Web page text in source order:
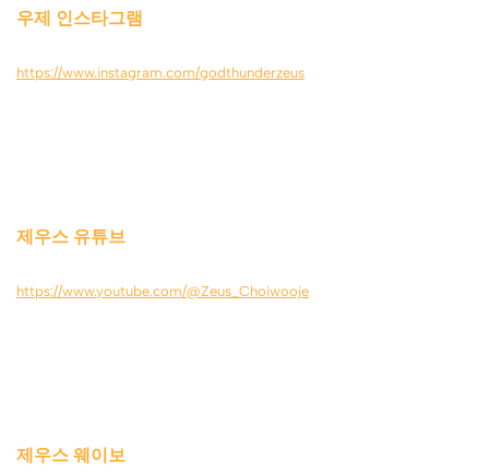
우제 인스타그램
https://www.instagram.com/godthunderzeus
제우스 유튜브
https://www.youtube.com/@Zeus_Choiwooje
제우스 웨이보